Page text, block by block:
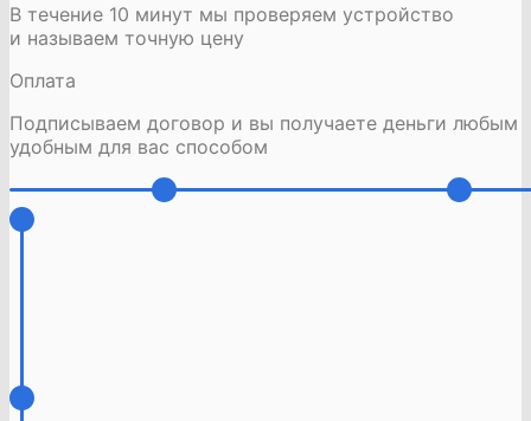
В течение 10 минут мы проверяем устройство
и называем точную цену
Оплата
Подписываем договор и вы получаете деньги любым
удобным для вас способом